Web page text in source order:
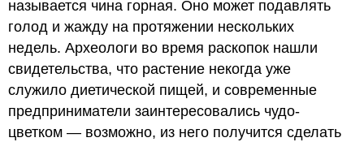
называется чина горная. Оно может подавлять
голод и жажду на протяжении нескольких
недель. Археологи во время раскопок нашли
свидетельства, что растение некогда уже
служило диетической пищей, и современные
предприниматели заинтересовались чудо-
цветком — возможно, из него получится сделать